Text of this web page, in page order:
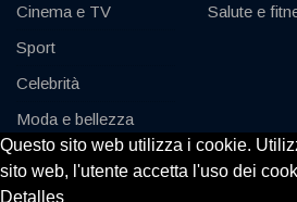
Questo sito web utilizza i cookie.
sito web, l'utente accetta l'uso dei
Detalles
Cinema e TV
Sport
Celebrità
Moda e bellezza
Auto e motore
Salute e